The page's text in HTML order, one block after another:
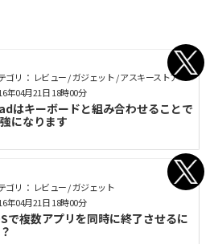
ゴリ： レビュー / ガジェット / アスキーストア
はキーボードと組み合わせることで
になります
年04月21日 18時00分
ゴリ： レビュー / ガジェット
で複数アプリを同時に終了させるに
年04月21日 18時00分